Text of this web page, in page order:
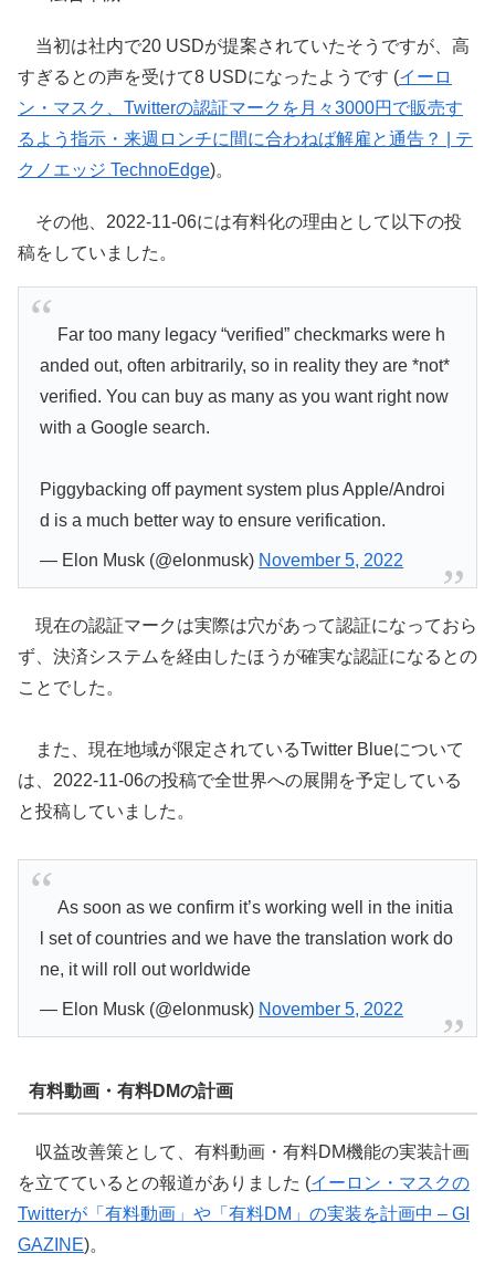
当初は社内で20 USDが提案されていたそうですが、高
すぎるとの声を受けて8 USDになったようです (イーロ
ン・マスク、Twitterの認証マークを月々3000円で販売す
るよう指示・来週ロンチに間に合わねば解雇と通告？ | テ
クノエッジ TechnoEdge)。
その他、2022-11-06には有料化の理由として以下の投
稿をしていました。
Far too many legacy “verified” checkmarks were h
anded out, often arbitrarily, so in reality they are *not*
verified. You can buy as many as you want right now
with a Google search.
Piggybacking off payment system plus Apple/Androi
d is a much better way to ensure verification.
— Elon Musk (@elonmusk) November 5, 2022
現在の認証マークは実際は穴があって認証になっておら
ず、決済システムを経由したほうが確実な認証になるとの
ことでした。
また、現在地域が限定されているTwitter Blueについて
は、2022-11-06の投稿で全世界への展開を予定している
と投稿していました。
As soon as we confirm it’s working well in the initia
l set of countries and we have the translation work do
ne, it will roll out worldwide
— Elon Musk (@elonmusk) November 5, 2022
有料動画・有料DMの計画
収益改善策として、有料動画・有料DM機能の実装計画
を立てているとの報道がありました (イーロン・マスクの
Twitterが「有料動画」や「有料DM」の実装を計画中 – GI
GAZINE)。